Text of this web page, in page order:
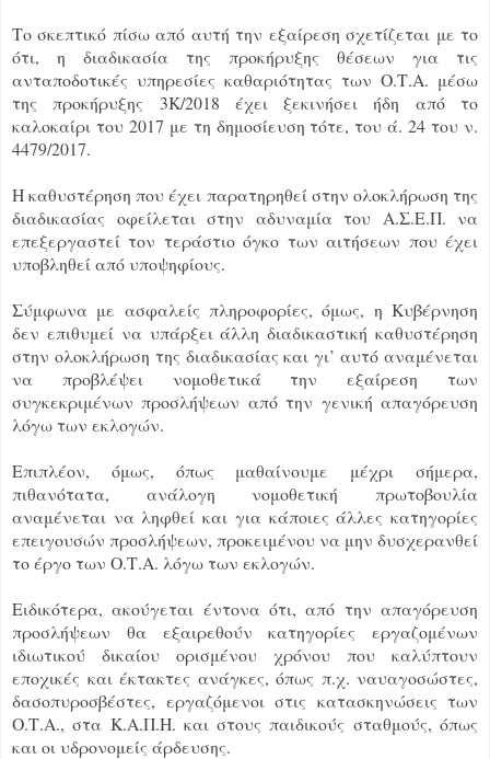
Το σκεπτικό πίσω από αυτή την εξαίρεση σχετίζεται με το
ότι, η διαδικασία της προκήρυξης θέσεων για τις
ανταποδοτικές υπηρεσίες καθαριότητας των Ο.Τ.Α. μέσω
της προκήρυξης 3Κ/2018 έχει ξεκινήσει ήδη από το
καλοκαίρι του 2017 με τη δημοσίευση τότε, του ά. 24 του ν.
4479/2017.
Η καθυστέρηση που έχει παρατηρηθεί στην ολοκλήρωση της
διαδικασίας οφείλεται στην αδυναμία του Α.Σ.Ε.Π. να
επεξεργαστεί τον τεράστιο όγκο των αιτήσεων που έχει
υποβληθεί από υποψηφίους.
Σύμφωνα με ασφαλείς πληροφορίες, όμως, η Κυβέρνηση
δεν επιθυμεί να υπάρξει άλλη διαδικαστική καθυστέρηση
στην ολοκλήρωση της διαδικασίας και γι’ αυτό αναμένεται
να προβλέψει νομοθετικά την εξαίρεση των
συγκεκριμένων προσλήψεων από την γενική απαγόρευση
λόγω των εκλογών.
Επιπλέον, όμως, όπως μαθαίνουμε μέχρι σήμερα,
πιθανότατα, ανάλογη νομοθετική πρωτοβουλία
αναμένεται να ληφθεί και για κάποιες άλλες κατηγορίες
επειγουσών προσλήψεων, προκειμένου να μην δυσχερανθεί
το έργο των Ο.Τ.Α. λόγω των εκλογών.
Ειδικότερα, ακούγεται έντονα ότι, από την απαγόρευση
προσλήψεων θα εξαιρεθούν κατηγορίες εργαζομένων
ιδιωτικού δικαίου ορισμένου χρόνου που καλύπτουν
εποχικές και έκτακτες ανάγκες, όπως π.χ. ναυαγοσώστες,
δασοπυροσβέστες, εργαζόμενοι στις κατασκηνώσεις των
Ο.Τ.Α., στα Κ.Α.Π.Η. και στους παιδικούς σταθμούς, όπως
και οι υδρονομείς άρδευσης.